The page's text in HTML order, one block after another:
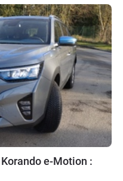
e-Motion :